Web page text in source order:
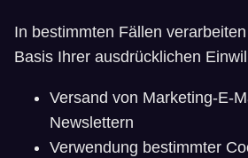
In bestimmten Fällen
Basis Ihrer ausdrücklichen
Versand von Marketing-E-
Newslettern
Verwendung bestimmter